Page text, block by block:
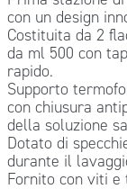
con un design
Costituita da 2
da ml 500 con
rapido.
Supporto
con chiusura
della soluzione
Dotato di
durante il
Fornito con viti e